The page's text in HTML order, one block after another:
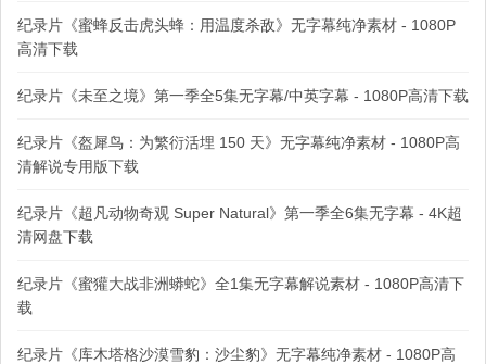
纪录片《蜜蜂反击虎头蜂：用温度杀敌》无字幕纯净素材 - 1080P
高清下载
纪录片《未至之境》第一季全5集无字幕/中英字幕 - 1080P高清下载
纪录片《盔犀鸟：为繁衍活埋 150 天》无字幕纯净素材 - 1080P高
清解说专用版下载
纪录片《超凡动物奇观 Super Natural》第一季全6集无字幕 - 4K超
清网盘下载
纪录片《蜜獾大战非洲蟒蛇》全1集无字幕解说素材 - 1080P高清下
载
纪录片《库木塔格沙漠雪豹：沙尘豹》无字幕纯净素材 - 1080P高